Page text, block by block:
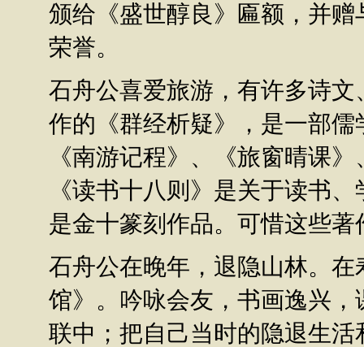
颁给《盛世醇良》匾额，并
荣誉。
石舟公喜爱旅游，有许多诗
作的《群经析疑》，是一部
《南游记程》、《旅窗晴课
《读书十八则》是关于读书
是金十篆刻作品。可惜这些著
石舟公在晚年，退隐山林。
馆》。吟咏会友，书画逸兴
联中；把自己当时的隐退生